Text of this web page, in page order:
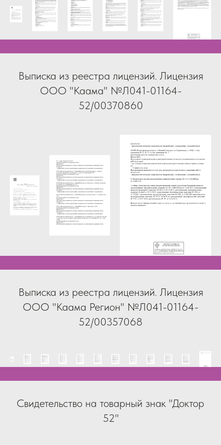
Выписка из реестра лицензий. Лицензия
ООО "Каама" №Л041-01164-
52/00370860
Выписка из реестра лицензий. Лицензия
ООО "Каама Регион" №Л041-01164-
52/00357068
Свидетельство на товарный знак "Доктор
52"